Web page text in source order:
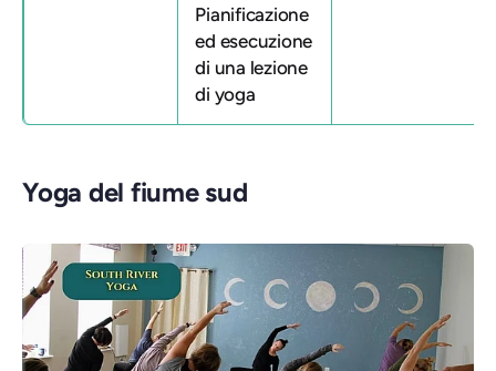
Pianificazione
ed esecuzione
di una lezione
di yoga
Yoga del fiume sud